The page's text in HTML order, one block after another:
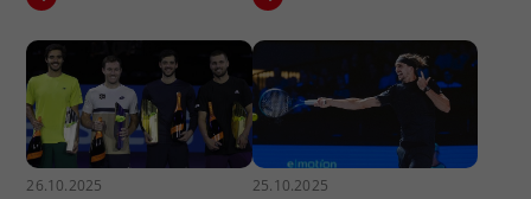
26.10.2025 25.10.2025